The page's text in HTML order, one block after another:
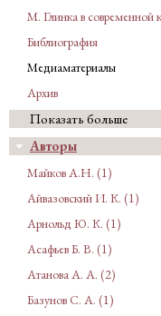
М. Глинка в современной
Библиография
Медиаматериалы
Архив
Показать больше
Авторы
Майков А.Н. (1)
Айвазовский И. К. (1)
Арнольд Ю. К. (1)
Асафьев Б. В. (1)
Атанова А. А. (2)
Базунов С. А. (1)